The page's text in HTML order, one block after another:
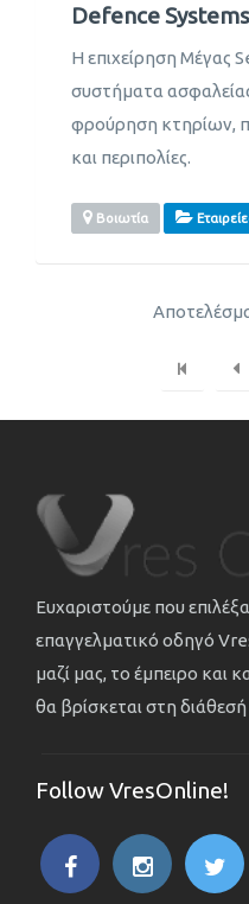
Defence
Η επιχείρηση Μέγας
συστήματα
φρούρηση κτηρίων,
και περιπολίες.
Βοιωτία
Ευχαριστούμε που
επαγγελματικό οδηγό
μαζί μας, το έμπειρο και
θα βρίσκεται στη διάθεσή
Follow VresOnline!